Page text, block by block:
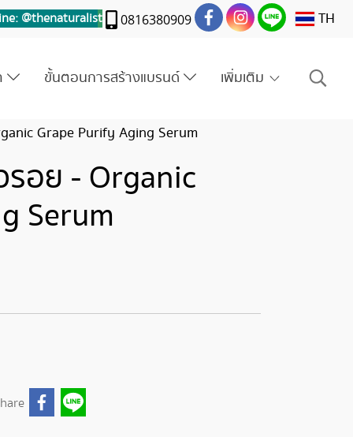
@thenaturalist 0816380909 TH
ขั้นตอนการสร้างแบรนด์ เพิ่มเติม
Grape Purify Aging Serum
อย - Organic
Serum